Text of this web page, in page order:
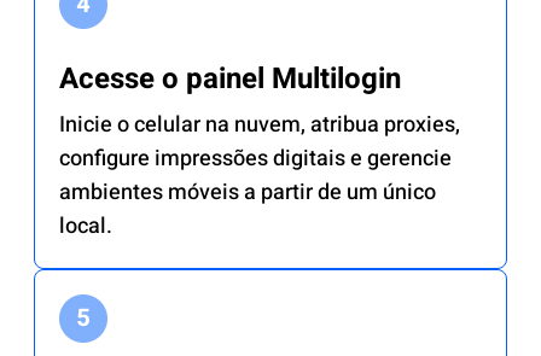
Acesse o painel Multilogin
Inicie o celular na nuvem, atribua proxies,
configure impressões digitais e gerencie
ambientes móveis a partir de um único
local.